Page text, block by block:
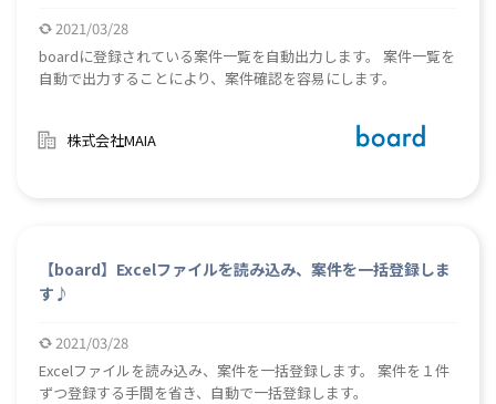
2021/03/28
boardに登録されている案件一覧を自動出力します。 案件一覧を
自動で出力することにより、案件確認を容易にします。
株式会社MAIA
【board】Excelファイルを読み込み、案件を一括登録しま
す♪
2021/03/28
Excelファイルを読み込み、案件を一括登録します。 案件を１件
ずつ登録する手間を省き、自動で一括登録します。